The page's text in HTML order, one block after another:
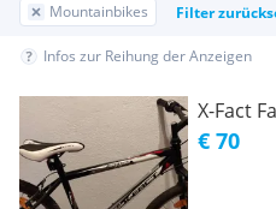
Mountainbikes Filter
Infos zur Reihung der Anzeigen
X-Fact
€ 70